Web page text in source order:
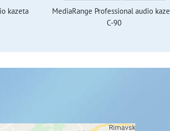
kazeta
MediaRange Professional audio
C-90